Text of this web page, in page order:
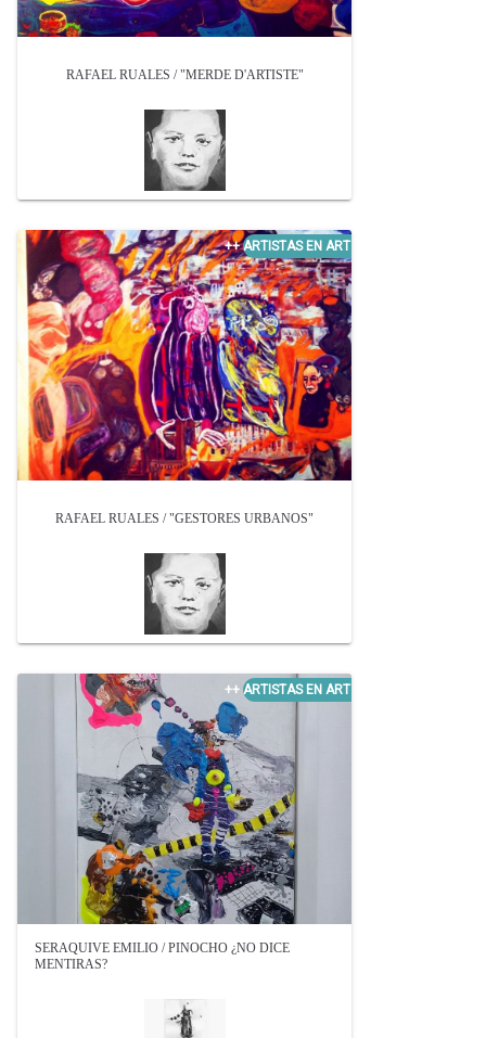
RAFAEL RUALES / "MERDE D'ARTISTE"
RAFAEL RUALES / "GESTORES URBANOS"
SERAQUIVE EMILIO / PINOCHO ¿NO DICE
MENTIRAS?